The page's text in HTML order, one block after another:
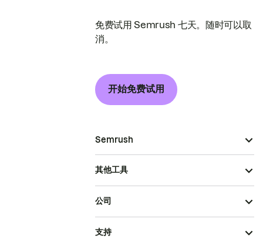
免费试用 Semrush 七天。随时可以取
消。
开始免费试用
Semrush
其他工具
公司
支持